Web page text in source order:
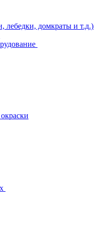
лебедки, домкраты и т.д.)